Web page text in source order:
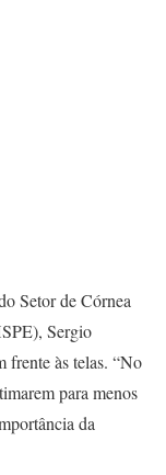
Setor de Córnea
Sergio
frente às telas. “No
para menos
da